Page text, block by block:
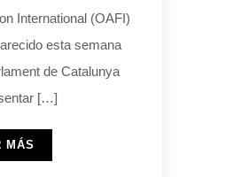
International (OAFI)
esta semana
de Catalunya
[…]
MÁS